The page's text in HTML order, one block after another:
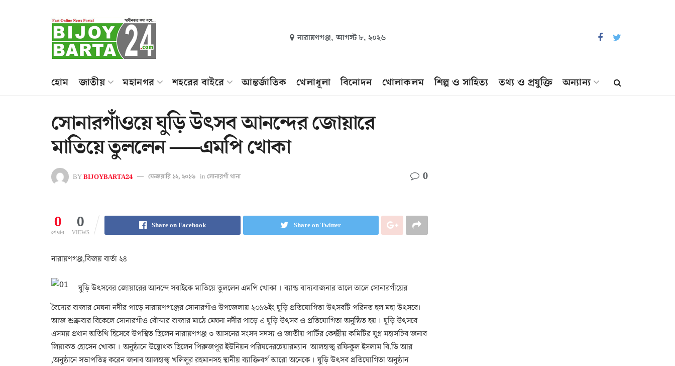
নারায়ণগঞ্জ, আগস্ট ৮, ২০২৬
হোম জাতীয় মহানগর শহরের বাইরে আন্তর্জাতিক খেলাধূলা বিনোদন খোলাকলম শিল্প ও সাহিত্য তথ্য ও প্রযুক্তি অন্যান্য
সোনারগাঁওয়ে ঘুড়ি উৎসব আনন্দের জোয়ারে
মাতিয়ে তুললেন —–এমপি খোকা
BYBIJOYBARTA24 ফেব্রুয়ারি ১২, ২০১৬ in সোনারগাঁ থানা 0
0
শেয়ার
0
VIEWS
Share on Facebook Share on Twitter
নারায়ণগঞ্জ,বিজয় বার্তা ২৪
ঘুড়ি উৎসবের জোয়ারের আনন্দে সবাইকে মাতিয়ে তুললেন এমপি খোকা । ব্যান্ড বাদ্যবাজনার তালে তালে সোনারগাঁয়ের
বৈদ্যের বাজার মেঘনা নদীর পাড়ে নারায়ণগঞ্জের সোনারগাঁও উপজেলায় ২০১৬ইং ঘুড়ি প্রতিযোগিতা উৎসবটি পরিনত হল মহা উৎসবে।
আজ শুক্রবার বিকেলে সোনারগাঁও বৌদ্দার বাজার মাঠে মেঘনা নদীর পাড়ে এ ঘুড়ি উৎসব ও প্রতিযোগিতা অনুষ্ঠিত হয় । ঘুড়ি উৎসবে
এসময় প্রধান অতিথি হিসেবে উপস্থিত ছিলেন নারায়ণগঞ্জ ৩ আসনের সংসদ সদস্য ও জাতীয় পার্টির কেন্দ্রীয় কমিটির যুগ্ন মহাসচিব জনাব
লিয়াকত হোসেন খোকা । অনুষ্ঠানে উদ্ভোধক ছিলেন পিরুজপূর ইউনিয়ন পরিষদেরচেয়ারম্যান আলহাজ্ব রফিকুল ইসলাম বি.ডি আর
,অনুষ্ঠানে সভাপতিত্ব করেন জনাব আলহাজ্ব খলিলুর রহমানসহ স্থানীয় ব্যাক্তিবর্গ আরো অনেকে । ঘুড়ি উৎসব প্রতিযোগিতা অনুষ্ঠান